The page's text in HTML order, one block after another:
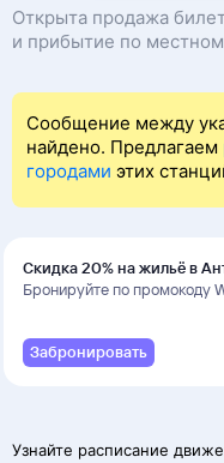
Открыта продажа
и прибытие по
Сообщение между
найдено. Предлагаем
городами этих
Скидка 20% на жильё в
и Даламане
Бронируйте по промокоду
Забронировать
Узнайте расписание